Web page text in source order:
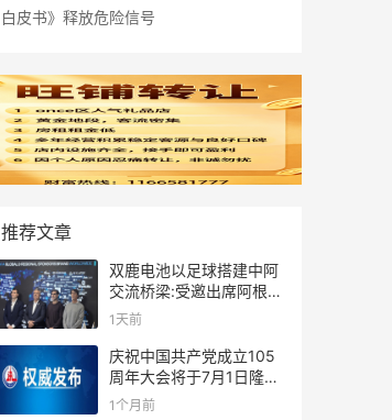
白皮书》释放危险信号
推荐文章
双鹿电池以足球搭建中阿
交流桥梁:受邀出席阿根廷
足协赞助商招待会！
1天前
庆祝中国共产党成立105
周年大会将于7月1日隆重
举行
1个月前